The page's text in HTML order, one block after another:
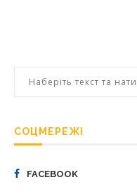
СОЦМЕРЕЖІ
FACEBOOK